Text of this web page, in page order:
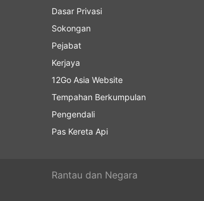
Dasar Privasi
Sokongan
Pejabat
Kerjaya
12Go Asia Website
Tempahan Berkumpulan
Pengendali
Pas Kereta Api
Rantau dan Negara